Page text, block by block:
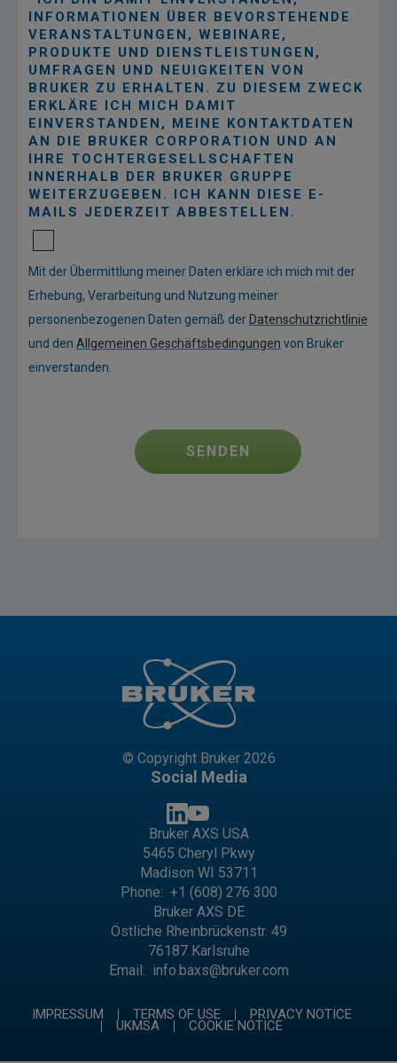
INFORMATIONEN ÜBER BEVORSTEHENDE
VERANSTALTUNGEN, WEBINARE,
PRODUKTE UND DIENSTLEISTUNGEN,
UMFRAGEN UND NEUIGKEITEN VON
BRUKER ZU ERHALTEN. ZU DIESEM ZWECK
ERKLÄRE ICH MICH DAMIT
EINVERSTANDEN, MEINE KONTAKTDATEN
AN DIE BRUKER CORPORATION UND AN
IHRE TOCHTERGESELLSCHAFTEN
INNERHALB DER BRUKER GRUPPE
WEITERZUGEBEN. ICH KANN DIESE E-
MAILS JEDERZEIT ABBESTELLEN.
Mit der Übermittlung meiner Daten erkläre ich mich mit der
Erhebung, Verarbeitung und Nutzung meiner
personenbezogenen Daten gemäß der Datenschutzrichtlinie
und den Allgemeinen Geschäftsbedingungen von Bruker
einverstanden.
SENDEN
© Copyright Bruker 2026
Social Media
Bruker AXS USA
5465 Cheryl Pkwy
Madison WI 53711
Phone: +1 (608) 276 300
Bruker AXS DE
Östliche Rheinbrückenstr. 49
76187 Karlsruhe
Email: info.baxs@bruker.com
IMPRESSUM TERMS OF USE PRIVACY NOTICE
UKMSA COOKIE NOTICE